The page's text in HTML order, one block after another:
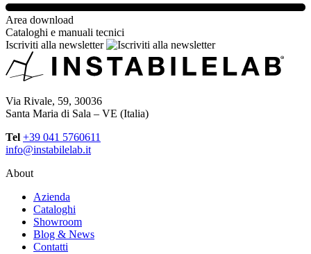
Area download
Cataloghi e manuali tecnici
Iscriviti alla newsletter
Via Rivale, 59, 30036
Santa Maria di Sala – VE (Italia)
Tel +39 041 5760611
info@instabilelab.it
About
Azienda
Cataloghi
Showroom
Blog & News
Contatti